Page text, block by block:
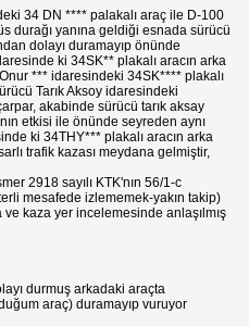
34 DN **** palakalı araç ile D-100
durağı yanına geldiği esnada sürücü
dolayı duramayıp önünde
ki 34SK** plakalı aracın arka
*** idaresindeki 34SK**** plakalı
Tarık Aksoy idaresindeki
akabinde sürücü tarık aksay
etkisi ile önünde seyreden aynı
ki 34THY*** plakalı aracın arka
trafik kazası meydana gelmiştir,
2918 sayılı KTK'nın 56/1-c
mesafede izlememek-yakın takip)
kaza yer incelemesinde anlaşılmış
durmuş arkadaki araçta
araç) duramayıp vuruyor